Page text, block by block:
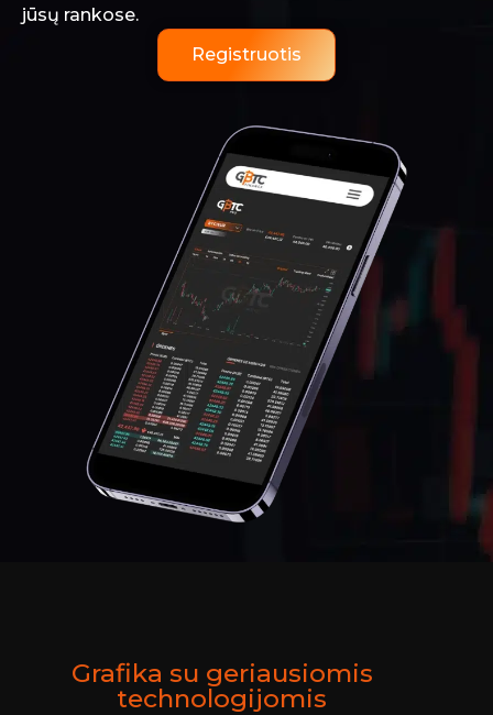
jūsų rankose.
Registruotis
Grafika su geriausiomis
technologijomis